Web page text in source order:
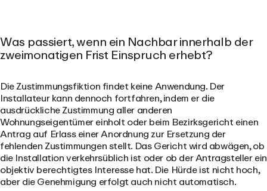
Was passiert, wenn ein Nachbar innerhalb der
zweimonatigen Frist Einspruch erhebt?
Die Zustimmungsfiktion findet keine Anwendung. Der
Installateur kann dennoch fortfahren, indem er die
ausdrückliche Zustimmung aller anderen
Wohnungseigentümer einholt oder beim Bezirksgericht einen
Antrag auf Erlass einer Anordnung zur Ersetzung der
fehlenden Zustimmungen stellt. Das Gericht wird abwägen, ob
die Installation verkehrsüblich ist oder ob der Antragsteller ein
objektiv berechtigtes Interesse hat. Die Hürde ist nicht hoch,
aber die Genehmigung erfolgt auch nicht automatisch.